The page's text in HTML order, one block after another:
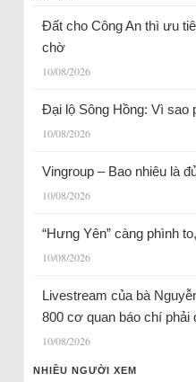
Đất cho Công An thì ưu
chờ
10/08/2026
Đại lộ Sông Hồng: Vì sao
10/08/2026
Vingroup – Bao nhiêu là
10/08/2026
“Hưng Yên” càng phình
10/08/2026
Livestream của bà
800 cơ quan báo chí phải
10/08/2026
NHIỀU NGƯỜI XEM